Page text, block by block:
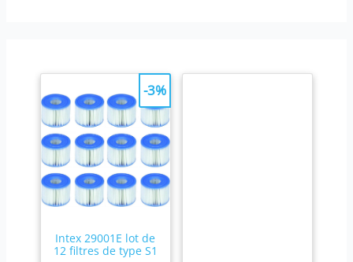
Intex 29001E lot de
12 filtres de type S1
-3%